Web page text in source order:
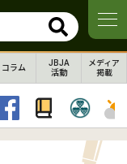
コラム
JBJA
活動
メディア
掲載